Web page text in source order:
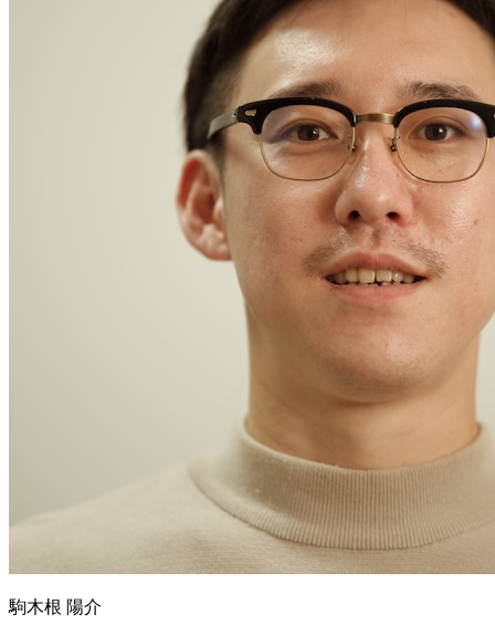
駒木根 陽介